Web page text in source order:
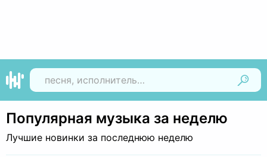
Популярная музыка за неделю
Лучшие новинки за последнюю неделю